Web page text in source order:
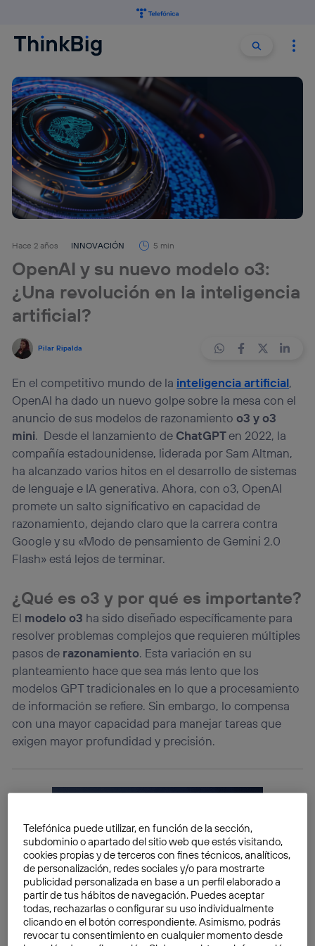
Buscar
Hace 2 años INNOVACIÓN 5 min
OpenAI y su nuevo modelo o3:
¿Una revolución en la inteligencia
artificial?
Pilar Ripalda
En el competitivo mundo de la inteligencia artificial,
OpenAI ha dado un nuevo golpe sobre la mesa con el
anuncio de sus modelos de razonamientoo3 y o3
mini. Desde el lanzamiento de ChatGPTen 2022, la
compañía estadounidense, liderada por Sam Altman,
ha alcanzado varios hitos en el desarrollo de sistemas
de lenguaje e IA generativa. Ahora, con o3, OpenAI
promete un salto significativo en capacidad de
razonamiento, dejando claro que la carrera contra
Google y su «Modo de pensamiento de Gemini 2.0
Flash» está lejos de terminar.
¿Qué es o3 y por qué es importante?
El modelo o3 ha sido diseñado específicamente para
resolver problemas complejos que requieren múltiples
pasos de razonamiento. Esta variación en su
planteamiento hace que sea más lento que los
modelos GPT tradicionales en lo que a procesamiento
de información se refiere. Sin embargo, lo compensa
con una mayor capacidad para manejar tareas que
exigen mayor profundidad y precisión.
Telefónica puede utilizar, en función de la sección,
subdominio o apartado del sitio web que estés visitando,
cookies propias y de terceros con fines técnicos, analíticos,
de personalización, redes sociales y/o para mostrarte
publicidad personalizada en base a un perfil elaborado a
partir de tus hábitos de navegación. Puedes aceptar
todas, rechazarlas o configurar su uso individualmente
clicando en el botón correspondiente. Asimismo, podrás
revocar tu consentimiento en cualquier momento desde